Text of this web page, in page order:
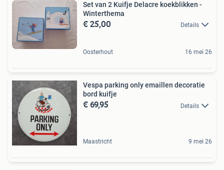
Set van 2 Kuifje Delacre koekblikken -
Winterthema
€ 25,00 Details
Oosterhout 16 mei 26
Vespa parking only emaillen decoratie
bord kuifje
€ 69,95 Details
Maastricht 9 mei 26